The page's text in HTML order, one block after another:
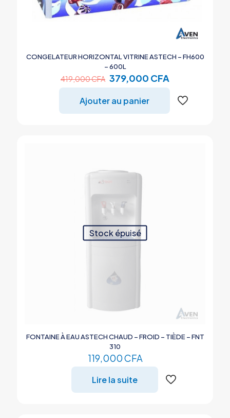
CONGELATEUR HORIZONTAL VITRINE ASTECH – FH600
– 600L
419,000CFA Le
prix
initial
était :
419,000 CFA.
379,000 CFA
prix
actuel
est :
Ajouter au panier
Stock épuisé
FONTAINE À EAU ASTECH CHAUD – FROID – TIÈDE – FNT
310
119,000CFA
Lire la suite